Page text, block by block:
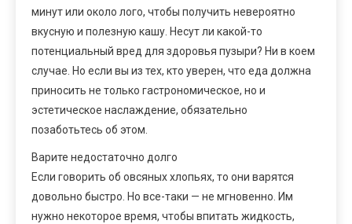
минут или около лого, чтобы получить невероятно
вкусную и полезную кашу. Несут ли какой-то
потенциальный вред для здоровья пузыри? Ни в коем
случае. Но если вы из тех, кто уверен, что еда должна
приносить не только гастрономическое, но и
эстетическое наслаждение, обязательно
позаботьтесь об этом.
Варите недостаточно долго
Если говорить об овсяных хлопьях, то они варятся
довольно быстро. Но все-таки — не мгновенно. Им
нужно некоторое время, чтобы впитать жидкость,